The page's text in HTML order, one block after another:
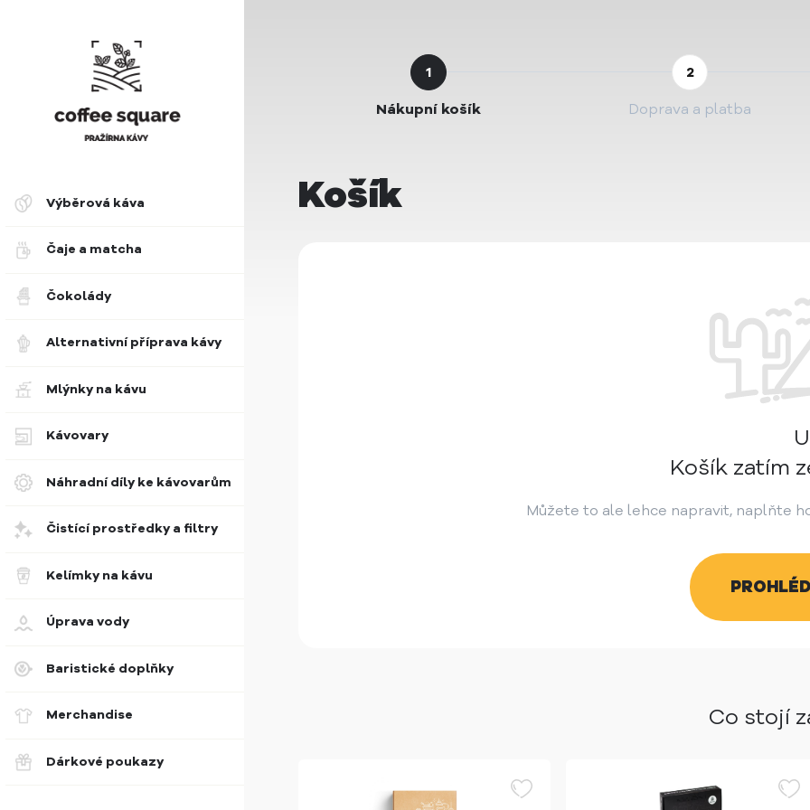
Nákupní košík Doprava a platba
Košík
Košík zatím
Můžete to ale lehce napravit, naplňte
Co stojí
Výběrová káva
Čaje a matcha
Čokolády
Alternativní příprava kávy
Mlýnky na kávu
Kávovary
Náhradní díly ke kávovarům
Čistící prostředky a filtry
Kelímky na kávu
Úprava vody
Baristické doplňky
Merchandise
Dárkové poukazy